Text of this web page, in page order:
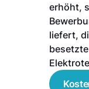
erhöht,
liefert,